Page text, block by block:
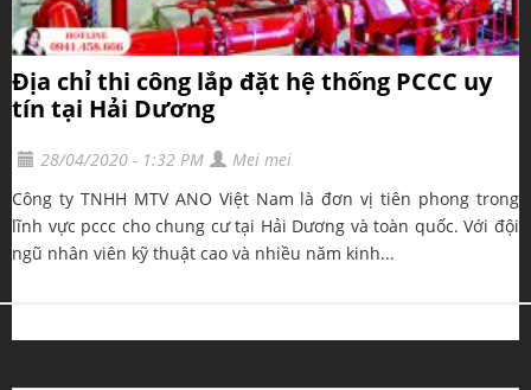
Địa chỉ thi công lắp đặt hệ thống PCCC uy
tín tại Hải Dương
28/04/2020 - 1:32 PM
Mei mei
Công ty TNHH MTV ANO Việt Nam là đơn vị tiên phong trong
lĩnh vực pccc cho chung cư tại Hải Dương và toàn quốc. Với đội
ngũ nhân viên kỹ thuật cao và nhiều năm kinh...